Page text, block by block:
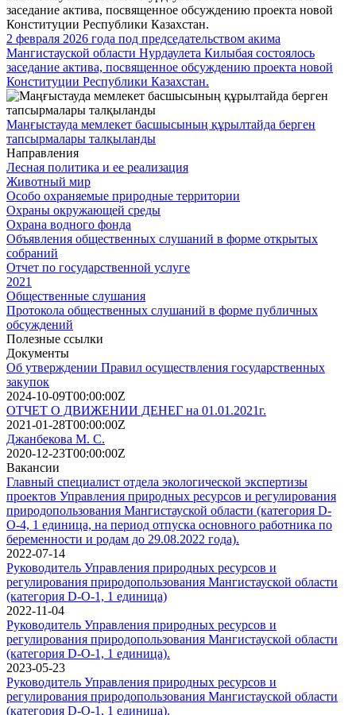
2 февраля 2026 года под председательством акима
Мангистауской области Нурдаулета Килыбая состоялось
заседание актива, посвященное обсуждению проекта новой
Конституции Республики Казахстан.
Маңғыстауда мемлекет басшысының құрылтайда берген
тапсырмалары талқыланды
Направления
Лесная политика и ее реализация
Животный мир
Особо охраняемые природные территории
Охраны окружающей среды
Охрана водного фонда
Объявления общественных слушаний в форме открытых
собраний
Отчет по государственной услуге
2021
Общественные слушания
Протокола общественных слушаний в форме публичных
обсуждений
Полезные ссылки
Документы
Об утверждении Правил осуществления государственных
закупок
2024-10-09T00:00:00Z
ОТЧЕТ О ДВИЖЕНИИ ДЕНЕГ на 01.01.2021г.
2021-01-28T00:00:00Z
Джанбекова М. С.
2020-12-23T00:00:00Z
Вакансии
Главный специалист отдела экологической экспертизы
проектов Управления природных ресурсов и регулирования
природопользования Мангистауской области (категория D-
О-4, 1 единица, на период отпуска основного работника по
беременности и родам до 29.08.2022 года).
2022-07-14
Руководитель Управления природных ресурсов и
регулирования природопользования Мангистауской области
(категория D-О-1, 1 единица)
2022-11-04
Руководитель Управления природных ресурсов и
регулирования природопользования Мангистауской области
(категория D-О-1, 1 единица).
2023-05-23
Руководитель Управления природных ресурсов и
регулирования природопользования Мангистауской области
(категория D-О-1, 1 единица).